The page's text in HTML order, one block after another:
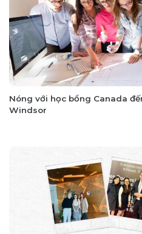
Nóng với học bổng Canada
Windsor